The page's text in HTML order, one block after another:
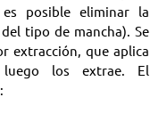
posible eliminar la
tipo de mancha). Se
extracción, que aplica
los extrae. El